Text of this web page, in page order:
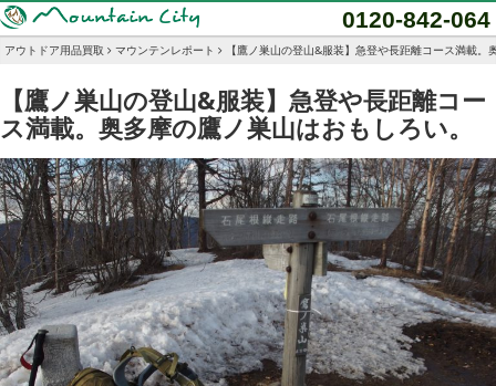
0120-842-064
アウトドア用品買取 マウンテンレポート 【鷹ノ巣山の登山&服装】急登や長距離コース満載
【鷹ノ巣山の登山&服装】急登や長距離コー
ス満載。奥多摩の鷹ノ巣山はおもしろい。